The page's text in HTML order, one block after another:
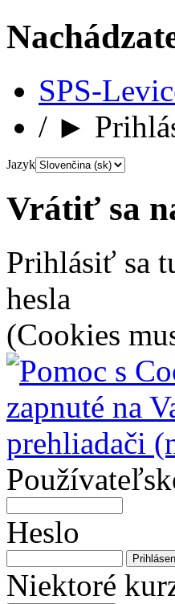
SPS-
/ ►
Jazyk
Vrátiť sa
Prihlásiť sa
hesla
(Cookies
Heslo
Niektoré